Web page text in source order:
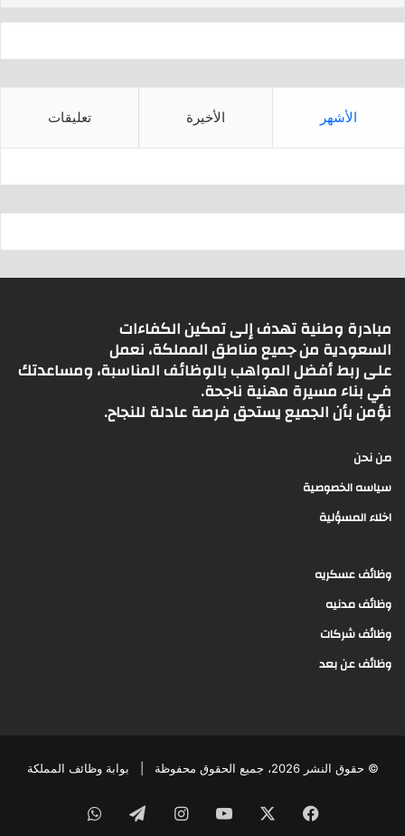
p
الأشهر الأخيرة تعليقات
مبادرة وطنية تهدف إلى تمكين الكفاءات
السعودية من جميع مناطق المملكة، نعمل
على ربط أفضل المواهب بالوظائف المناسبة، ومساعدتك
في بناء مسيرة مهنية ناجحة.
نؤمن بأن الجميع يستحق فرصة عادلة للنجاح.
من نحن
سياسه الخصوصية
اخلاء المسؤلية
وظائف عسكريه
وظائف مدنيه
وظائف شركات
وظائف عن بعد
© حقوق النشر 2026، جميع الحقوق محفوظة | بوابة وظائف المملكة
فيسبوك ‫YouTubeانستقرامتيلقرامواتساب